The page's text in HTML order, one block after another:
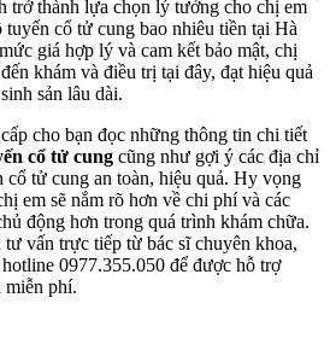
trở thành lựa chọn lý tưởng cho chị em
cổ tử cung bao nhiêu tiền tại Hà
giá hợp lý và cam kết bảo mật, chị
khám và điều trị tại đây, đạt hiệu quả
sản lâu dài.
cho bạn đọc những thông tin chi tiết
cổ tử cung cũng như gợi ý các địa chỉ
tử cung an toàn, hiệu quả. Hy vọng
em sẽ nắm rõ hơn về chi phí và các
động hơn trong quá trình khám chữa.
vấn trực tiếp từ bác sĩ chuyên khoa,
0977.355.050 để được hỗ trợ
miễn phí.